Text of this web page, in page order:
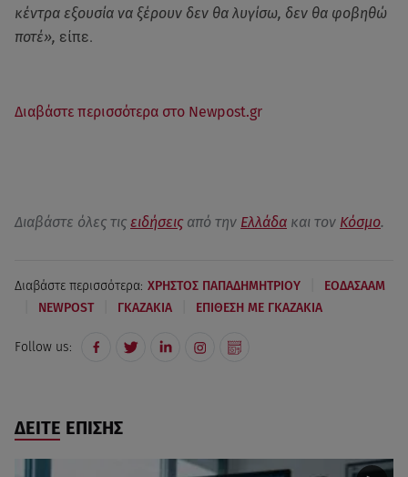
κέντρα εξουσία να ξέρουν δεν θα λυγίσω, δεν θα φοβηθώ
ποτέ», είπε.
Διαβάστε περισσότερα στο Νewpost.gr
Διαβάστε όλες τις ειδήσεις από την Ελλάδα και τον Κόσμο.
Διαβάστε περισσότερα: ΧΡΗΣΤΟΣ ΠΑΠΑΔΗΜΗΤΡΙΟΥ ΕΟΔΑΣΑΑΜ
NEWPOST ΓΚΑΖΑΚΙΑ ΕΠΙΘΕΣΗ ΜΕ ΓΚΑΖΑΚΙΑ
Follow us:
ΔΕΙΤΕ ΕΠΙΣΗΣ